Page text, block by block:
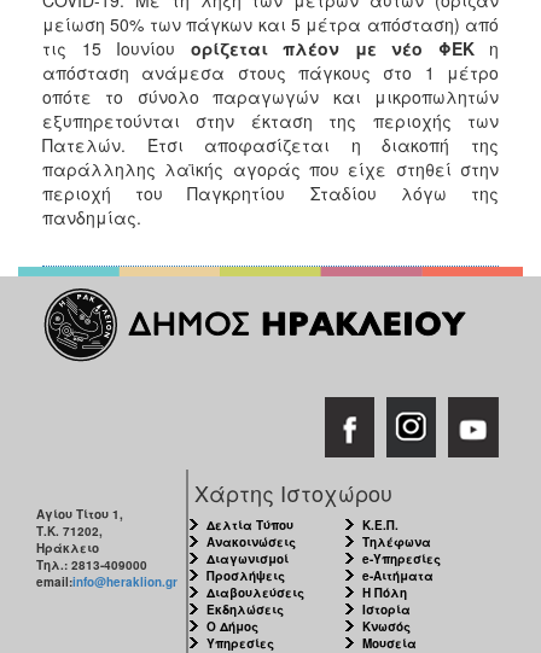
2010
2006
ΤΟΠΟΣ
ΑΝΘΕΚΤΙΚΗ
ΠΟΛΗ
μείωση 50% των πάγκων και 5 μέτρα απόσταση) από
τις 15 Ιουνίου ορίζεται πλέον με νέο ΦΕΚη
απόσταση ανάμεσα στους πάγκους στο 1 μέτρο
οπότε το σύνολο παραγωγών και μικροπωλητών
εξυπηρετούνται στην έκταση της περιοχής των
Πατελών. Έτσι αποφασίζεται η διακοπή της
παράλληλης λαϊκής αγοράς που είχε στηθεί στην
περιοχή του Παγκρητίου Σταδίου λόγω της
πανδημίας.
Αγίου Τίτου 1,
Τ.Κ. 71202,
Ηράκλειο
Τηλ.: 2813-409000
email:info@heraklion.gr
Χάρτης Ιστοχώρου
Δελτία Τύπου
Ανακοινώσεις
Διαγωνισμοί
Προσλήψεις
Διαβουλεύσεις
Εκδηλώσεις
Ο Δήμος
Υπηρεσίες
Κ.Ε.Π.
Τηλέφωνα
e-Υπηρεσίες
e-Αιτήματα
Η Πόλη
Ιστορία
Κνωσός
Μουσεία